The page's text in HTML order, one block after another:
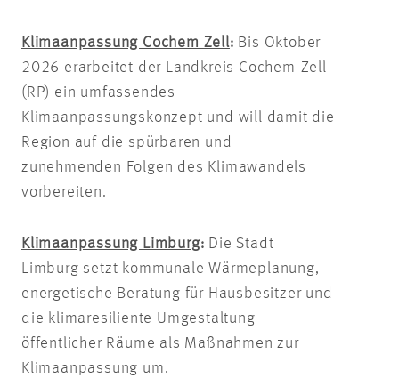
Klimaanpassung Cochem Zell: Bis Oktober
2026 erarbeitet der Landkreis Cochem-Zell
(RP) ein umfassendes
Klimaanpassungskonzept und will damit die
Region auf die spürbaren und
zunehmenden Folgen des Klimawandels
vorbereiten.
Klimaanpassung Limburg: Die Stadt
Limburg setzt kommunale Wärmeplanung,
energetische Beratung für Hausbesitzer und
die klimaresiliente Umgestaltung
öffentlicher Räume als Maßnahmen zur
Klimaanpassung um.